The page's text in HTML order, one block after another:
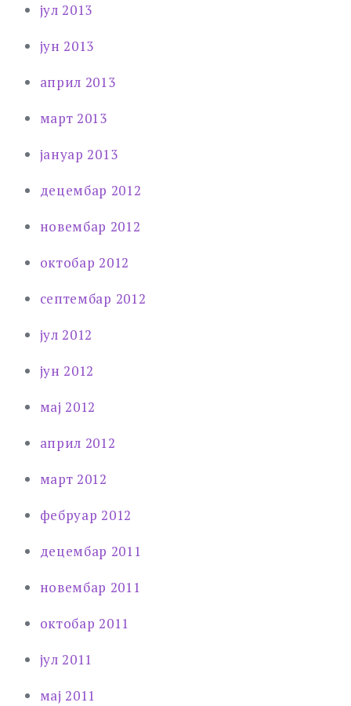
јул 2013
јун 2013
април 2013
март 2013
јануар 2013
децембар 2012
новембар 2012
октобар 2012
септембар 2012
јул 2012
јун 2012
мај 2012
април 2012
март 2012
фебруар 2012
децембар 2011
новембар 2011
октобар 2011
јул 2011
мај 2011